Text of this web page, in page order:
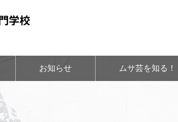
お知らせ ムサ芸を知る！